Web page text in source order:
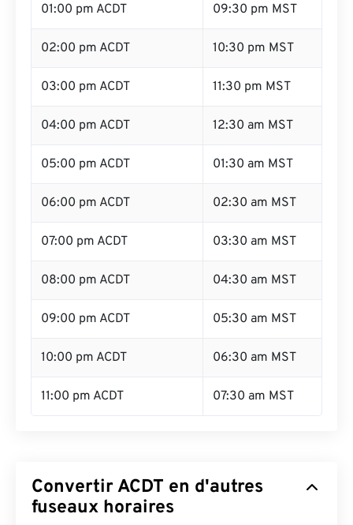
01:00 pm ACDT 09:30 pm MST
02:00 pm ACDT 10:30 pm MST
03:00 pm ACDT 11:30 pm MST
04:00 pm ACDT 12:30 am MST
05:00 pm ACDT 01:30 am MST
06:00 pm ACDT 02:30 am MST
07:00 pm ACDT 03:30 am MST
08:00 pm ACDT 04:30 am MST
09:00 pm ACDT 05:30 am MST
10:00 pm ACDT 06:30 am MST
11:00 pm ACDT 07:30 am MST
Convertir ACDT en d'autres
fuseaux horaires